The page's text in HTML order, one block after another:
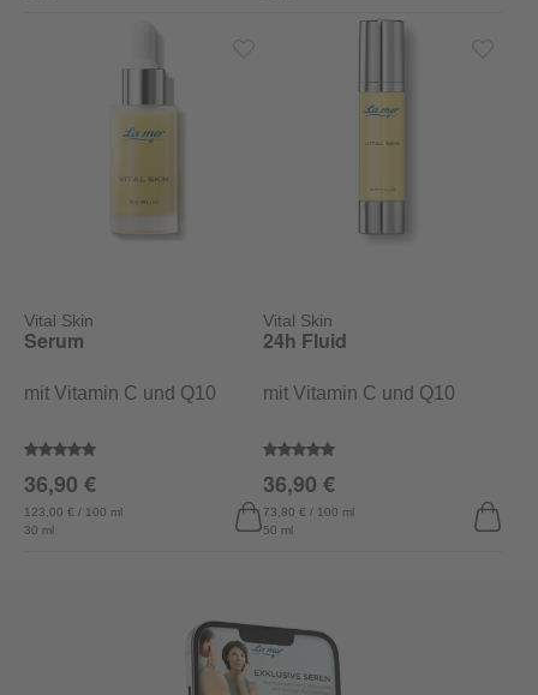
Vital Skin
Durchschnittliche Bewertung von 5 von 5 Sternen
Serum
mit Vitamin C und Q10
30 ml
123,00 € / 100 ml
36,90 €
Vital Skin
Durchschnittliche Bewertung
24h Fluid
mit Vitamin C und Q10
50 ml
73,80 € / 100 ml
36,90 €